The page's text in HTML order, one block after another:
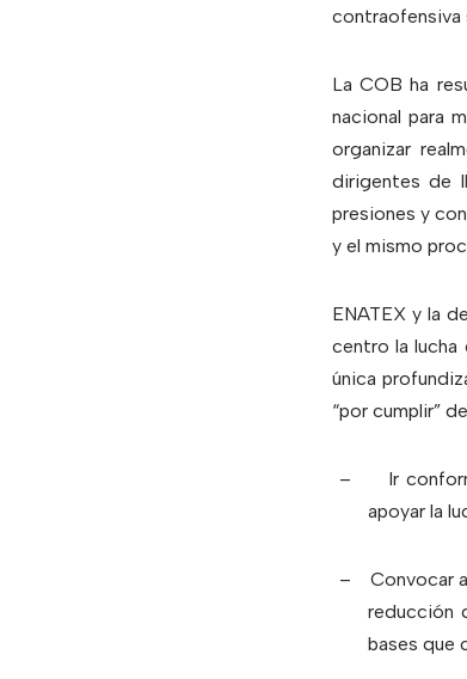
contraofensiva
La COB ha
nacional para
organizar
dirigentes de
presiones y
y el mismo
ENATEX y la
centro la
única
“por cumplir”
–
Ir
apoyar la
–
Convocar
reducción
bases que